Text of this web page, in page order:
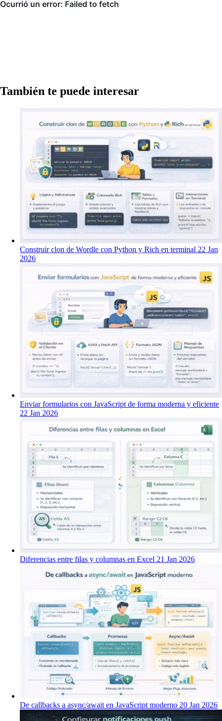
También te puede interesar
Construir clon de Wordle con Python y Rich en terminal 22 Jan
2026
Enviar formularios con JavaScript de forma moderna y eficiente
22 Jan 2026
Diferencias entre filas y columnas en Excel 21 Jan 2026
De callbacks a async/await en JavaScript moderno 20 Jan 2026